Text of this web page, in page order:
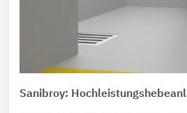
Sanibroy: